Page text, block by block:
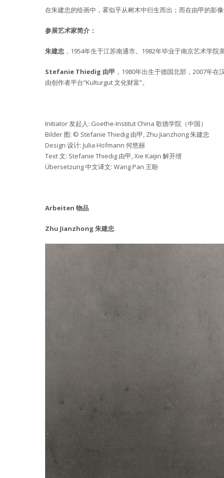
在朱建忠的绘画中，雾似乎从树木中衍生而出；而在由甲的影
参展艺术家简介：
朱建忠 ，1954年生于江苏南通市。1982年毕业于南京艺术学
Stefanie Thiedig 由甲 ，1980年出生于德国北部，2007年
由创作者平台“Kulturgut 文化财富”。
Initiator 发起人: Goethe-Institut China 歌德学院（中国）
Bilder 图: © Stefanie Thiedig 由甲, Zhu Jianzhong 朱建忠
Design 设计: Julia Hofmann 何悠丽
Text 文: Stefanie Thiedig 由甲, Xie Kaijin 解开缙
Übersetzung 中文译文: Wang Pan 王盼
Arbeiten 物品
Zhu Jianzhong 朱建忠